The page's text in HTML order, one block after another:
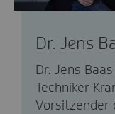
Dr. Jens
Dr. Jens
Techniker
Vorsitzender